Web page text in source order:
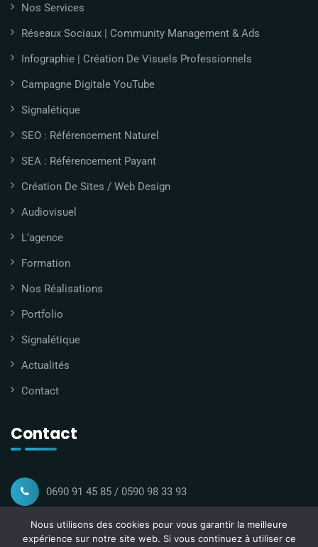
Nos Services
Réseaux Sociaux | Community Management & Ads
Infographie | Création De Visuels Professionnels
Campagne Digitale YouTube
Signalétique
SEO : Référencement Naturel
SEA : Référencement Payant
Création De Sites / Web Design
Audiovisuel
L’agence
Formation
Nos Réalisations
Portfolio
Signalétique
Actualités
Contact
Contact
0690 91 45 85 / 0590 98 33 93
contact@gmconsult.fr
Nous utilisons des cookies pour vous garantir la meilleure
expérience sur notre site web. Si vous continuez à utiliser ce